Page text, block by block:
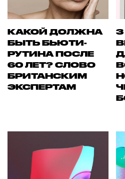
КАКОЙ ДОЛЖНА
БЫТЬ БЬЮТИ-
РУТИНА ПОСЛЕ
60 ЛЕТ? СЛОВО
БРИТАНСКИМ
ЭКСПЕРТАМ
3